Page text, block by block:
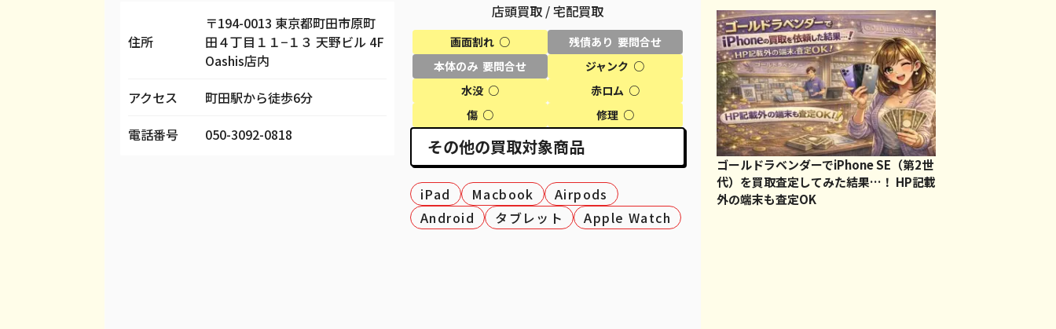
iPhone 13 mini
iPhone 12 mini
¥43,000 ¥50,100 ¥50,000
¥61,000
¥69,000
¥25,000
¥48,000
¥44,000
¥44,000
¥57,000
¥18,000
¥46,000
¥44,000
¥70,000
¥49,000
住所
〒194-0013 東京都町田市原町
田４丁目１１−１３ 天野ビル 4F
Oashis店内
アクセス
町田駅から徒歩6分
電話番号
050-3092-0818
店頭買取 / 宅配買取
画面割れ ○
残債あり 要問合せ
本体のみ 要問合せ
ジャンク ○
水没 ○
赤ロム ○
傷 ○
修理 ○
その他の買取対象商品
iPad Macbook
Airpods
Android
タブレット Apple Watch
ゴールドラベンダーでiPhone SE（第2世
代）を買取査定してみた結果…！ HP記載
外の端末も査定OK